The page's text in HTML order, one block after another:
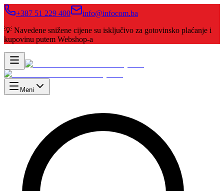
+387 51 229 400
info@infocom.ba
💡 Navedene snižene cijene su isključivo za gotovinsko plaćanje i
kupovinu putem Webshop-a
Meni